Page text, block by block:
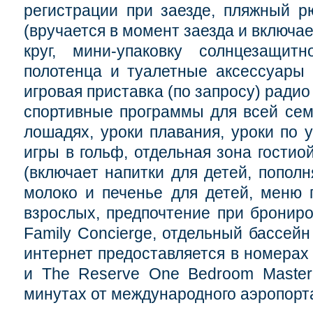
регистрации при заезде, пляжный
(вручается в момент заезда и
круг, мини-упаковку
полотенца и туалетные
игровая приставка (по запросу)
спортивные программы для всей
лошадях, уроки плавания, уроки по
игры в гольф, отдельная зона
(включает напитки для детей,
молоко и печенье для детей, меню
взрослых, предпочтение при
Family Concierge, отдельный
интернет предоставляется в
и The Reserve One Bedroom
минутах от международного